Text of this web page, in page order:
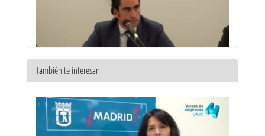
18 nov 2010
También te interesan